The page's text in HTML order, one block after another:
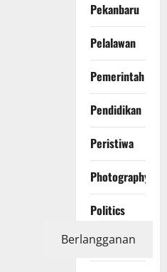
Pekanbaru
Pelalawan
Pemerintah
Pendidikan
Peristiwa
Photography
Politics
Polri
Berlangganan